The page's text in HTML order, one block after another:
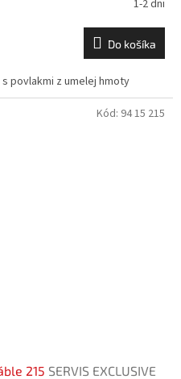
1-2 dni
Do košíka
povlakmi z umelej hmoty
215 SERVIS EXCLUSIVE
Kód: 94 15 215